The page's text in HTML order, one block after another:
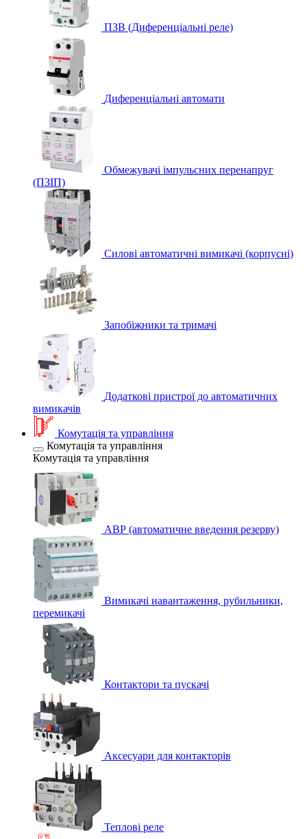
ПЗВ (Диференціальні реле)
Диференціальні автомати
Обмежувачі імпульсних перенапруг
(ПЗІП)
Силові автоматичні вимикачі (корпусні)
Запобіжники та тримачі
Додаткові пристрої до автоматичних
вимикачів
Комутація та управління
Комутація та управління
Комутація та управління
АВР (автоматичне введення резерву)
Вимикачі навантаження, рубильники,
перемикачі
Контактори та пускачі
Аксесуари для контакторів
Теплові реле